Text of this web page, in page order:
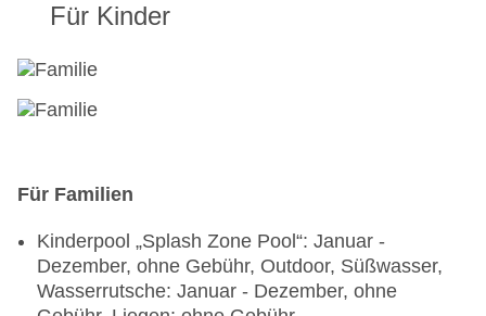
gegen Gebühr, täglich 11:00 Uhr - 23:00 Uhr, mit
Bars & mehr: 2
Dezember, täglich 06:00 Uhr - 23:00 Uhr, gegen
Dezember, täglich 11:00 Uhr - 00:00 Uhr, gegen
Für Kinder
Für Familien
Kinderpool „Splash Zone Pool“: Januar -
Dezember, ohne Gebühr, Outdoor, Süßwasser,
Wasserrutsche: Januar - Dezember, ohne